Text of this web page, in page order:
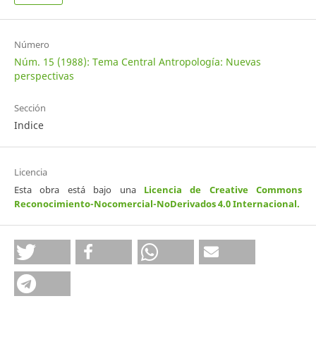
Número
Núm. 15 (1988): Tema Central Antropología: Nuevas
perspectivas
Sección
Indice
Licencia
Esta obra está bajo una Licencia de Creative Commons
Reconocimiento-Nocomercial-NoDerivados 4.0 Internacional.